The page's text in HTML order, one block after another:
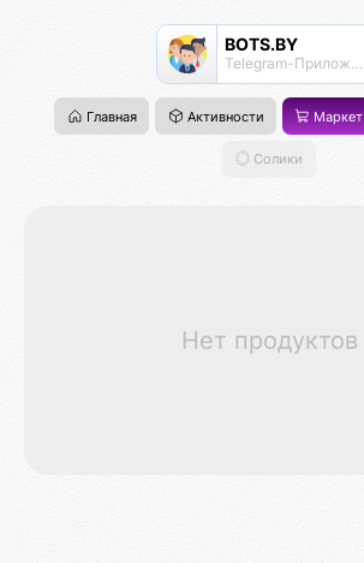
BOTS.BY
Telegram-Приложения для бизнеса, чат-боты, mini apps
Главная Активности Маркет
Солики
Нет продуктов